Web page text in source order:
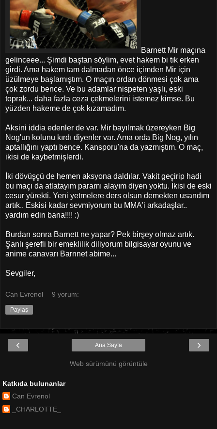
Barnett Mir maçına
gelinceee... Şimdi baştan söylim, evet hakem bi tık erken
girdi. Ama hakem tam dalmadan önce içimden Mir için
üzülmeye başlamıştım. O maçın ordan dönmesi çok ama
çok zordu bence. Ve bu adamlar nispeten yaşlı, eski
toprak... daha fazla ceza çekmelerini istemez kimse. Bu
yüzden hakeme de çok kızamadım.
Aksini iddia edenler de var. Mir bayılmak üzereyken Big
Nog'un kolunu kırdı diyenler var. Ama orda Big Nog, yılın
aptallığını yaptı bence. Kansporu'na da yazmıştım. O maç,
ikisi de kaybetmişlerdi.
İki dövüşçü de hemen aksyona daldılar. Vakit geçirip hadi
bu maçı da atlatayım paramı alayım diyen yoktu. İkisi de eski
cesur yürekti. Yeni yetmelere ders olsun demekten usandım
artık.. Eskisi kadar sevmiyorum bu MMA'i arkadaşlar..
yardım edin bana!!!! :)
Burdan sonra Barnett ne yapar? Pek birşey olmaz artık.
Şanlı şerefli bir emeklilik diliyorum bilgisayar oyunu ve
anime canavarı Barnnet abime...
Sevgiler,
Can Evrenol 9 yorum:
Paylaş
‹ ›
Ana Sayfa
Web sürümünü görüntüle
Katkıda bulunanlar
Can Evrenol
_CHARLOTTE_